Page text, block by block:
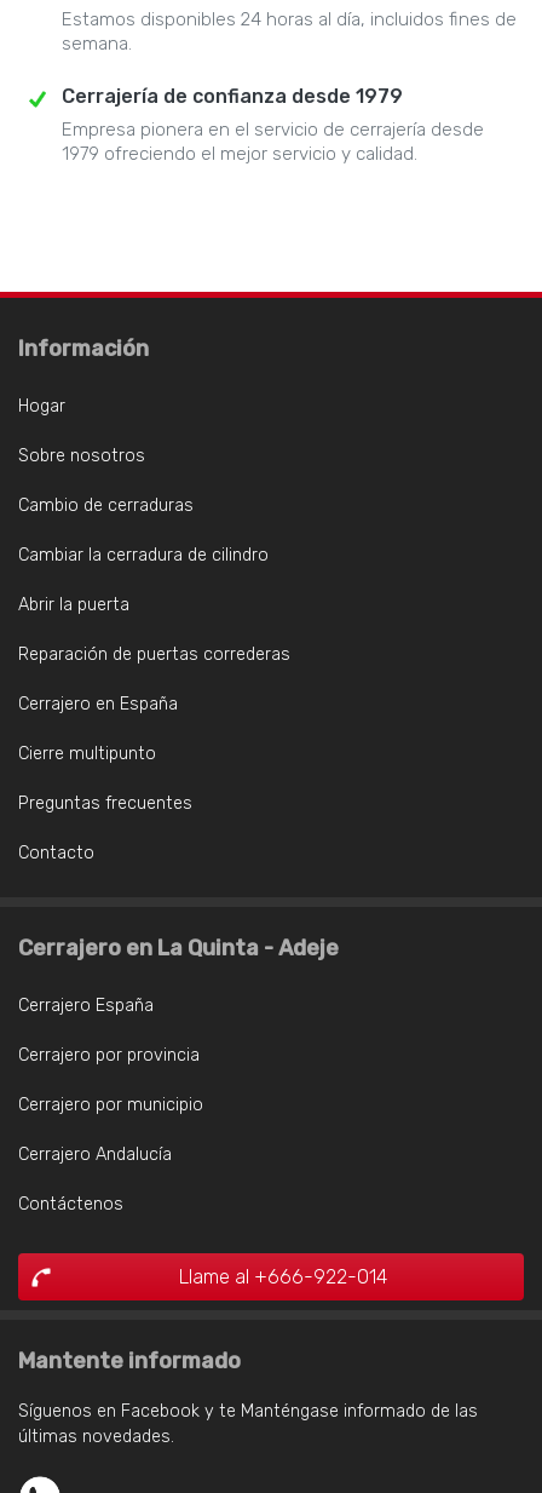
Estamos disponibles 24 horas al día, incluidos fines de
semana.
Cerrajería de confianza desde 1979
Empresa pionera en el servicio de cerrajería desde
1979 ofreciendo el mejor servicio y calidad.
Información
Hogar
Sobre nosotros
Cambio de cerraduras
Cambiar la cerradura de cilindro
Abrir la puerta
Reparación de puertas correderas
Cerrajero en España
Cierre multipunto
Preguntas frecuentes
Contacto
Cerrajero en La Quinta - Adeje
Cerrajero España
Cerrajero por provincia
Cerrajero por municipio
Cerrajero Andalucía
Contáctenos
Llame al +666-922-014
Mantente informado
Síguenos en Facebook y te Manténgase informado de las
últimas novedades.